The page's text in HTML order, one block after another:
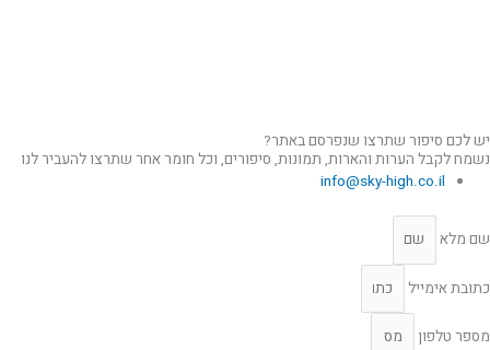
יש לכם סיפור שתרצו שנפרסם באתר?
נשמח לקבל הערות והארות, תמונות, סיפורים, וכל חומר אחר שתרצו להעביר לנו
info@sky-high.co.il
שם מלא
כתובת אימייל
מספר טלפון